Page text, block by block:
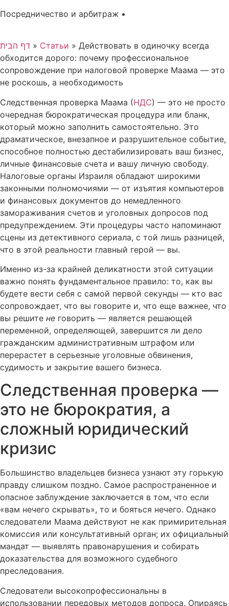
Посредничество и арбитраж •
דף הבית » Статьи » Действовать в одиночку всегда
обходится дорого: почему профессиональное
сопровождение при налоговой проверке Маама — это
не роскошь, а необходимость
Следственная проверка Маама (НДС) — это не просто
очередная бюрократическая процедура или бланк,
который можно заполнить самостоятельно. Это
драматическое, внезапное и разрушительное событие,
способное полностью дестабилизировать ваш бизнес,
личные финансовые счета и вашу личную свободу.
Налоговые органы Израиля обладают широкими
законными полномочиями — от изъятия компьютеров
и финансовых документов до немедленного
замораживания счетов и уголовных допросов под
предупреждением. Эти процедуры часто напоминают
сцены из детективного сериала, с той лишь разницей,
что в этой реальности главный герой — вы.
Именно из-за крайней деликатности этой ситуации
важно понять фундаментальное правило: то, как вы
будете вести себя с самой первой секунды — кто вас
сопровождает, что вы говорите и, что еще важнее, что
вы решите не говорить — является решающей
переменной, определяющей, завершится ли дело
гражданским административным штрафом или
перерастет в серьезные уголовные обвинения,
судимость и закрытие вашего бизнеса.
Следственная проверка —
это не бюрократия, а
сложный юридический
кризис
Большинство владельцев бизнеса узнают эту горькую
правду слишком поздно. Самое распространенное и
опасное заблуждение заключается в том, что если
«вам нечего скрывать», то и бояться нечего. Однако
следователи Маама действуют не как примирительная
комиссия или консультативный орган; их официальный
мандат — выявлять правонарушения и собирать
доказательства для возможного судебного
преследования.
Следователи высокопрофессиональны в
использовании передовых методов допроса. Опираясь